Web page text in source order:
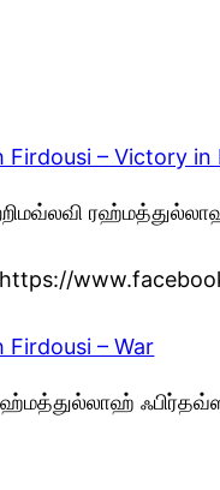
Firdousi – Victory in
Firdousi – War